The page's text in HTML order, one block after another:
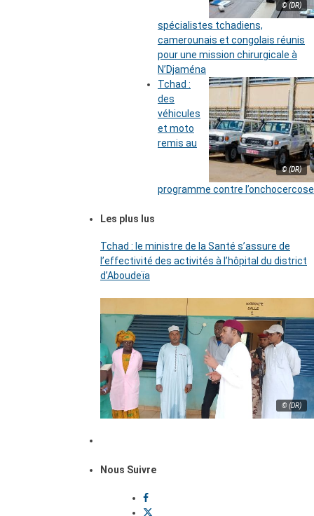
© (DR)
spécialistes tchadiens,
camerounais et congolais réunis
pour une mission chirurgicale à
N’Djaména
© (DR)
Tchad :
des
véhicules
et moto
remis au
programme contre l’onchocercose
Les plus lus
Tchad : le ministre de la Santé s’assure de
l’effectivité des activités à l’hôpital du district
d’Aboudeïa
© (DR)
Nous Suivre